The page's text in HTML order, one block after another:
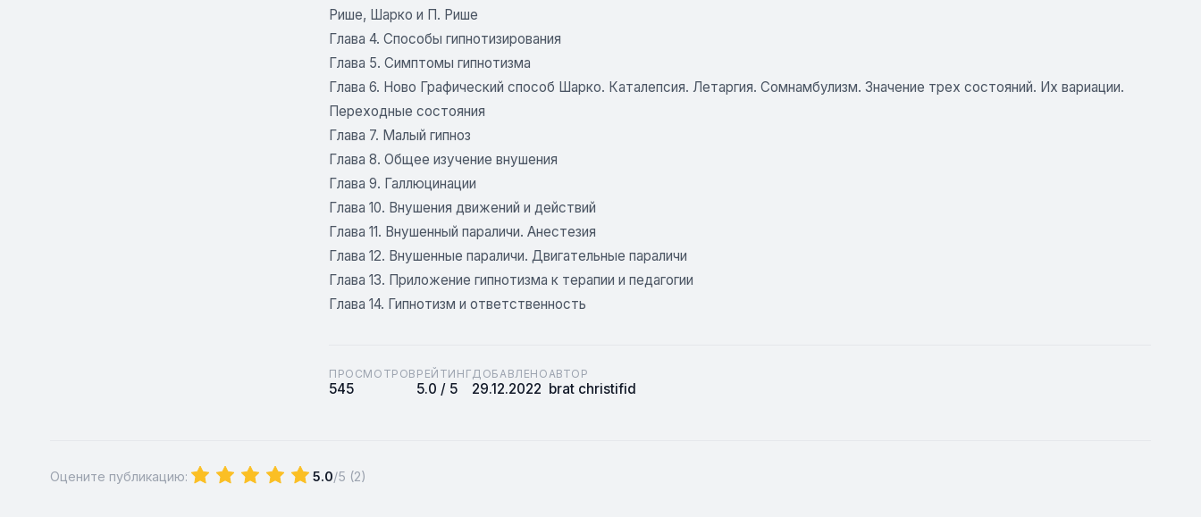
Рише, Шарко и П. Рише
Глава 4. Способы гипнотизирования
Глава 5. Симптомы гипнотизма
Глава 6. Ново Графический способ Шарко. Каталепсия. Летаргия. Сомнамбулизм. Значение трех состояний. Их вариации.
Переходные состояния
Глава 7. Малый гипноз
Глава 8. Общее изучение внушения
Глава 9. Галлюцинации
Глава 10. Внушения движений и действий
Глава 11. Внушенный параличи. Анестезия
Глава 12. Внушенные параличи. Двигательные параличи
Глава 13. Приложение гипнотизма к терапии и педагогии
Глава 14. Гипнотизм и ответственность
ПРОСМОТРОВ
545
РЕЙТИНГ
5.0 / 5
ДОБАВЛЕНО
29.12.2022
АВТОР
brat christifid
Оцените публикацию: 5.0/5 (2)